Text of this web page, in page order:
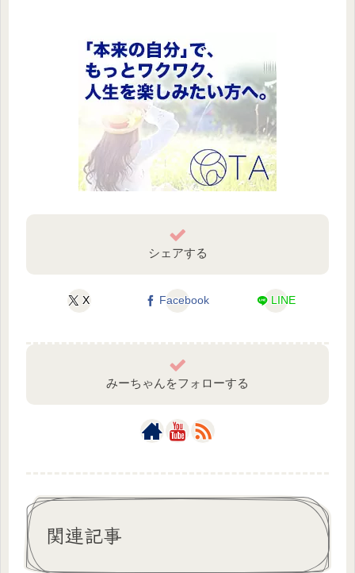
シェアする
X Facebook LINE
みーちゃんをフォローする
関連記事